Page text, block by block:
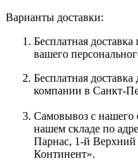
Варианты доставки:
Бесплатная
вашего
Бесплатная
компании в Санкт-
Самовывоз с нашего
нашем складе по
Парнас, 1-й Верхний
Континент».